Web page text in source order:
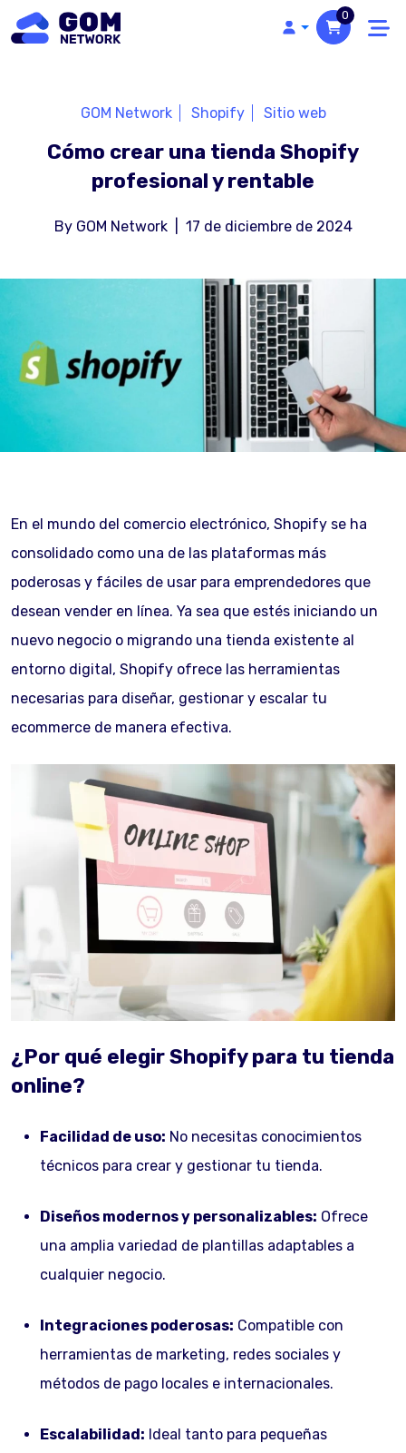
0
Cómo crear una tienda Shopify
profesional y rentable
GOM Network Shopify Sitio web
By GOM Network 17 de diciembre de 2024
En el mundo del comercio electrónico, Shopify se ha
consolidado como una de las plataformas más
poderosas y fáciles de usar para emprendedores que
desean vender en línea. Ya sea que estés iniciando un
nuevo negocio o migrando una tienda existente al
entorno digital, Shopify ofrece las herramientas
necesarias para diseñar, gestionar y escalar tu
ecommerce de manera efectiva.
¿Por qué elegir Shopify para tu tienda
online?
Facilidad de uso: No necesitas conocimientos
técnicos para crear y gestionar tu tienda.
Diseños modernos y personalizables: Ofrece
una amplia variedad de plantillas adaptables a
cualquier negocio.
Integraciones poderosas: Compatible con
herramientas de marketing, redes sociales y
métodos de pago locales e internacionales.
Escalabilidad: Ideal tanto para pequeñas